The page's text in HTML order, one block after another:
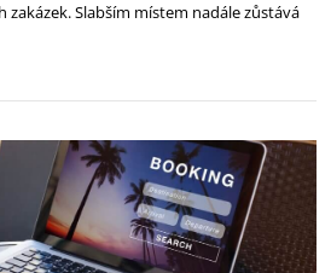
Slabším místem nadále zůstává